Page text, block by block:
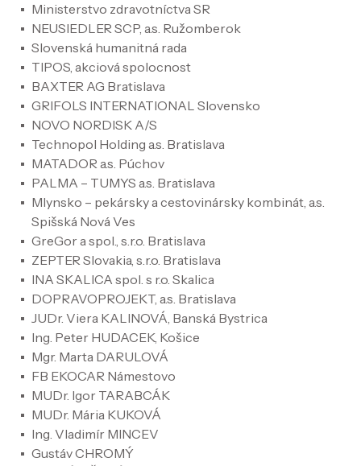
Ministerstvo zdravotníctva SR
NEUSIEDLER SCP, a.s. Ružomberok
Slovenská humanitná rada
TIPOS, akciová spolocnost
BAXTER AG Bratislava
GRIFOLS INTERNATIONAL Slovensko
NOVO NORDISK A/S
Technopol Holding a.s. Bratislava
MATADOR a.s. Púchov
PALMA – TUMYS a.s. Bratislava
Mlynsko – pekársky a cestovinársky kombinát, a.s.
Spišská Nová Ves
GreGor a spol., s.r.o. Bratislava
ZEPTER Slovakia, s.r.o. Bratislava
INA SKALICA spol. s r.o. Skalica
DOPRAVOPROJEKT, a.s. Bratislava
JUDr. Viera KALINOVÁ, Banská Bystrica
Ing. Peter HUDACEK, Košice
Mgr. Marta DARULOVÁ
FB EKOCAR Námestovo
MUDr. Igor TARABCÁK
MUDr. Mária KUKOVÁ
Ing. Vladimír MINCEV
Gustáv CHROMÝ